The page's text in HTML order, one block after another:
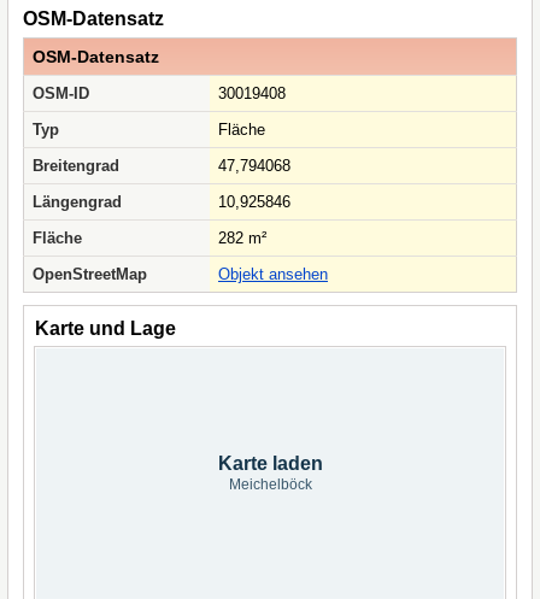
OSM-Datensatz
OSM-Datensatz
OSM-ID
30019408
Typ
Fläche
Breitengrad
47,794068
Längengrad
10,925846
Fläche
282 m²
OpenStreetMap
Objekt ansehen
Karte und Lage
Karte laden
Meichelböck